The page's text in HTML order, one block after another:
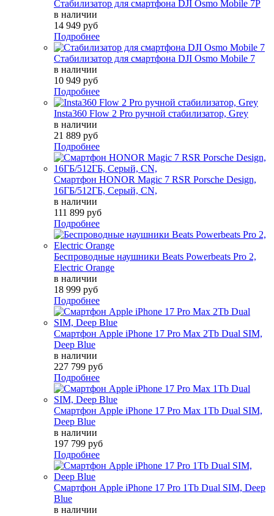
Стабилизатор для смартфона DJI Osmo Mobile 7P
в наличии
14 949 руб
Подробнее
Стабилизатор для смартфона DJI Osmo Mobile 7
в наличии
10 949 руб
Подробнее
Insta360 Flow 2 Pro ручной стабилизатор, Grey
в наличии
21 889 руб
Подробнее
Смартфон HONOR Magic 7 RSR Porsche Design,
16ГБ/512ГБ, Серый, СN,
в наличии
111 899 руб
Подробнее
Беспроводные наушники Beats Powerbeats Pro 2,
Electric Orange
в наличии
18 999 руб
Подробнее
Смартфон Apple iPhone 17 Pro Max 2Tb Dual SIM,
Deep Blue
в наличии
227 799 руб
Подробнее
Смартфон Apple iPhone 17 Pro Max 1Tb Dual SIM,
Deep Blue
в наличии
197 799 руб
Подробнее
Смартфон Apple iPhone 17 Pro 1Tb Dual SIM, Deep
Blue
в наличии